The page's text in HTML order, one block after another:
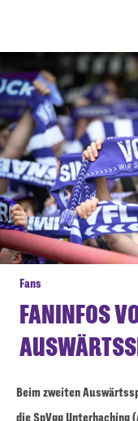
Fans
FANINFOS
Beim zweiten
die SpVgg Unterhaching